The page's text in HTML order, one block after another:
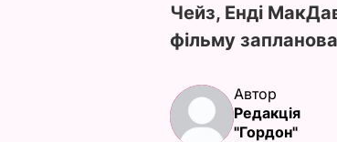
Чейз, Енді
фільму
Автор
Редакція
"Гордон"